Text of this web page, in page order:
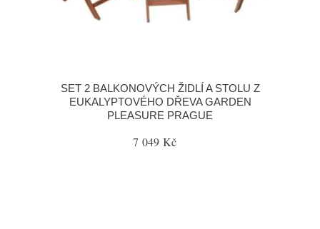
SET 2 BALKONOVÝCH ŽIDLÍ A STOLU Z
EUKALYPTOVÉHO DŘEVA GARDEN
PLEASURE PRAGUE
7 049 Kč